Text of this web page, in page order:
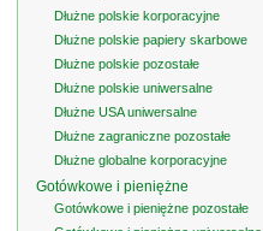
Dłużne polskie korporacyjne
Dłużne polskie papiery skarbowe
Dłużne polskie pozostałe
Dłużne polskie uniwersalne
Dłużne USA uniwersalne
Dłużne zagraniczne pozostałe
Dłużne globalne korporacyjne
Gotówkowe i pieniężne
Gotówkowe i pieniężne pozostałe